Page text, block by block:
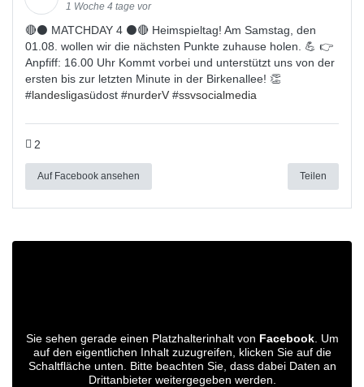
1 Woche 4 tage vor
🔴⚫ MATCHDAY 4 ⚫🔴 Heimspieltag! Am Samstag, den
01.08. wollen wir die nächsten Punkte zuhause holen. 💪 👉
Anpfiff: 16.00 Uhr Kommt vorbei und unterstützt uns von der
ersten bis zur letzten Minute in der Birkenallee! 👏
#landesligasüdost #nurderV #ssvsocialmedia
2
Auf Facebook ansehen Teilen
Sie sehen gerade einen Platzhalterinhalt von Facebook. Um
auf den eigentlichen Inhalt zuzugreifen, klicken Sie auf die
Schaltfläche unten. Bitte beachten Sie, dass dabei Daten an
Drittanbieter weitergegeben werden.